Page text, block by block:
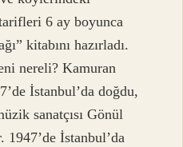
6 ay boyunca
kitabını hazırladı.
nereli? Kamuran
İstanbul’da doğdu,
sanatçısı Gönül
1947’de İstanbul’da